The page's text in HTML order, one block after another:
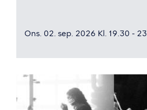
Ons. 02. sep. 2026 Kl. 19.30 - 23